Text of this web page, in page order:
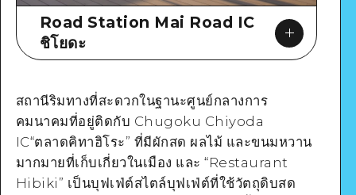
Road Station Mai Road IC
ชิโยดะ
Google Maps
สถานีริมทางที่สะดวกในฐานะศูนย์กลางการ
คมนาคมที่อยู่ติดกับ Chugoku Chiyoda
IC“ตลาดคิทาฮิโระ” ที่มีผักสด ผลไม้ และขนมหวาน
มากมายที่เก็บเกี่ยวในเมือง และ “Restaurant
Hibiki” เป็นบุฟเฟ่ต์สไตล์บุฟเฟ่ต์ที่ใช้วัตถุดิบสด